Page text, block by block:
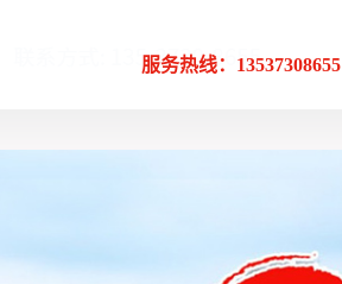
服务热线：13537308655